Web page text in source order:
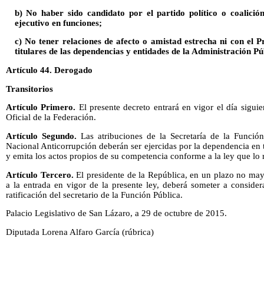
b) No haber sido candidato por el partido político o
ejecutivo en funciones;
c) No tener relaciones de afecto o amistad estrecha ni con el
titulares de las dependencias y entidades de la Administración
Artículo 44. Derogado
Transitorios
Artículo Primero. El presente decreto entrará en vigor el día
Oficial de la Federación.
Artículo Segundo. Las atribuciones de la Secretaría de la
Nacional Anticorrupción deberán ser ejercidas por la dependencia
y emita los actos propios de su competencia conforme a la ley que lo
Artículo Tercero. El presidente de la República, en un plazo no
a la entrada en vigor de la presente ley, deberá someter a
ratificación del secretario de la Función Pública.
Palacio Legislativo de San Lázaro, a 29 de octubre de 2015.
Diputada Lorena Alfaro García (rúbrica)